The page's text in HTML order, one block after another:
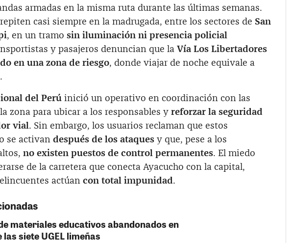
armadas en la misma ruta durante las últimas semanas.
casi siempre en la madrugada, entre los sectores de San
, en un tramo sin iluminación ni presencia policial
y pasajeros denuncian que la Vía Los Libertadores
en una zona de riesgo, donde viajar de noche equivale a
del Perú inició un operativo en coordinación con las
zona para ubicar a los responsables y reforzar la seguridad
vial. Sin embargo, los usuarios reclaman que estos
se activan después de los ataques y que, pese a los
no existen puestos de control permanentes. El miedo
de la carretera que conecta Ayacucho con la capital,
actúan con total impunidad.
materiales educativos abandonados en
siete UGEL limeñas